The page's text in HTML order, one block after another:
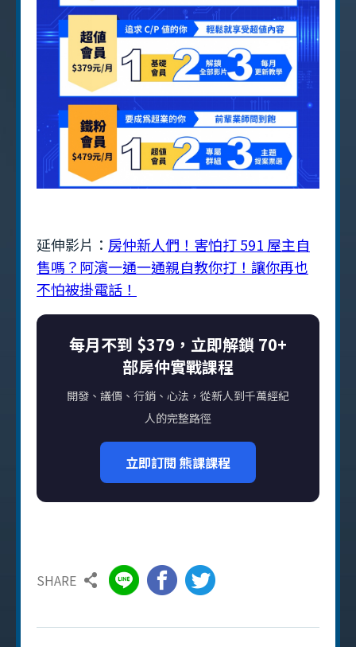
延伸影片： 房仲新人們！害怕打 591 屋主自
售嗎？阿濱一通一通親自教你打！讓你再也
不怕被掛電話！
每月不到 $379，立即解鎖 70+
部房仲實戰課程
開發、議價、行銷、心法，從新人到千萬經紀
人的完整路徑
立即訂閱 熊課課程
SHARE